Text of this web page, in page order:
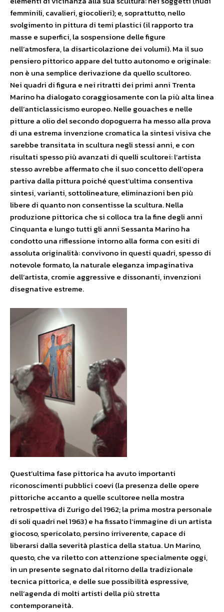
femminili, cavalieri, giocolieri); e, soprattutto, nello
svolgimento in pittura di temi plastici (il rapporto tra
masse e superfici, la sospensione delle figure
nell’atmosfera, la disarticolazione dei volumi). Ma il suo
pensiero pittorico appare del tutto autonomo e originale:
non è una semplice derivazione da quello scultoreo.
Nei quadri di figura e nei ritratti dei primi anni Trenta
Marino ha dialogato coraggiosamente con la più alta linea
dell’anticlassicismo europeo. Nelle gouaches e nelle
pitture a olio del secondo dopoguerra ha messo alla prova
di una estrema invenzione cromatica la sintesi visiva che
sarebbe transitata in scultura negli stessi anni, e con
risultati spesso più avanzati di quelli scultorei: l’artista
stesso avrebbe affermato che il suo concetto dell’opera
partiva dalla pittura poiché quest’ultima consentiva
sintesi, varianti, sottolineature, eliminazioni ben più
libere di quanto non consentisse la scultura. Nella
produzione pittorica che si colloca tra la fine degli anni
Cinquanta e lungo tutti gli anni Sessanta Marino ha
condotto una riflessione intorno alla forma con esiti di
assoluta originalità: convivono in questi quadri, spesso di
notevole formato, la naturale eleganza impaginativa
dell’artista, cromie aggressive e dissonanti, invenzioni
disegnative estreme.
Quest’ultima fase pittorica ha avuto importanti
riconoscimenti pubblici coevi (la presenza delle opere
pittoriche accanto a quelle scultoree nella mostra
retrospettiva di Zurigo del 1962; la prima mostra personale
di soli quadri nel 1963) e ha fissato l’immagine di un artista
giocoso, spericolato, persino irriverente, capace di
liberarsi dalla severità plastica della statua. Un Marino,
questo, che va riletto con attenzione specialmente oggi,
in un presente segnato dal ritorno della tradizionale
tecnica pittorica, e delle sue possibilità espressive,
nell’agenda di molti artisti della più stretta
contemporaneità.